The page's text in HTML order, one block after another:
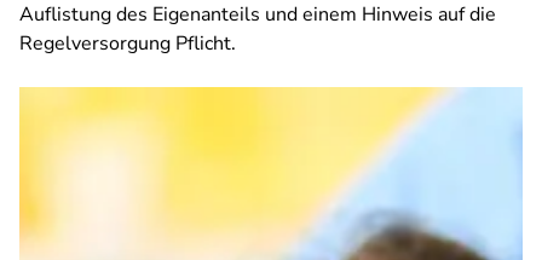
Auflistung des Eigenanteils und einem Hinweis auf die
Regelversorgung Pflicht.